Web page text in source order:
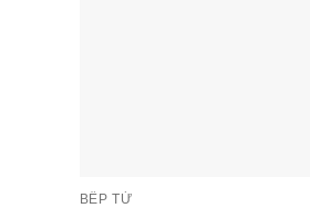
BẾP TỪ